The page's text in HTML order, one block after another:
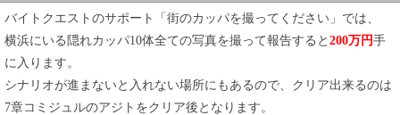
バイトクエストのサポート「街のカッパを撮ってください」では、
横浜にいる隠れカッパ10体全ての写真を撮って報告すると 200万円手
に入ります。
シナリオが進まないと入れない場所にもあるので、クリア出来るのは
7章コミジュルのアジトをクリア後となります。